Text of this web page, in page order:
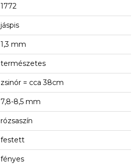
1772
jáspis
1,3 mm
természetes
zsinór = cca 38cm
7,8-8,5 mm
rózsaszín
festett
fényes